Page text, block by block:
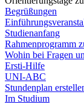
Begrüßungen
Studienanfang
Rahmenprogramm
Wohin bei Fragen
Ersti-Hilfe
UNI-ABC
Stundenplan
Im Studium